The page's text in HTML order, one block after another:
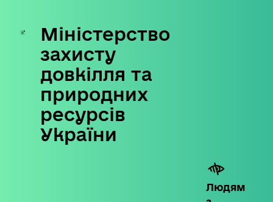
Skip
content
Міністерство
захисту
довкілля та
природних
ресурсів
України
Людям